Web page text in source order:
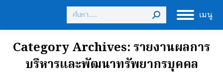
เมนู
Search:
Category Archives:รายงานผลการ
บริหารและพัฒนาทรัพยากรบุคคล